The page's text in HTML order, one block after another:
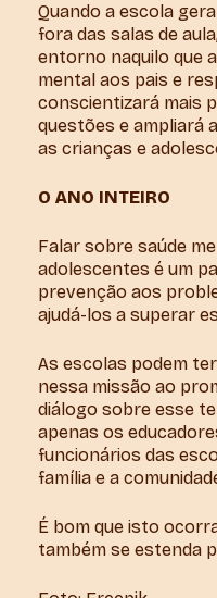
Quando a escola
fora das salas de
entorno naquilo que
mental aos pais e
conscientizará mais
questões e ampliará
as crianças e
O ANO INTEIRO
Falar sobre saúde
adolescentes é um
prevenção aos
ajudá-los a superar
As escolas podem
nessa missão ao
diálogo sobre esse
apenas os
funcionários das
família e a
É bom que isto
também se estenda